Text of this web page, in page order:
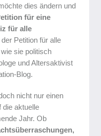
dies ändern und
für eine
für alle
Petition für alle
sie politisch
und Altersaktivist
Blog.
nicht nur einen
die aktuelle
Jahr. Ob